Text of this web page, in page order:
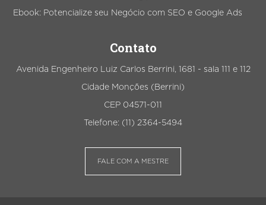
Ebook: Potencialize seu Negócio com SEO e Google Ads
Contato
Avenida Engenheiro Luiz Carlos Berrini, 1681 - sala 111 e 112
Cidade Monções (Berrini)
CEP 04571-011
Telefone: (11) 2364-5494
FALE COM A MESTRE